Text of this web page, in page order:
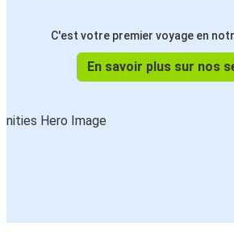
C'est votre premier voyage en
En savoir plus sur nos